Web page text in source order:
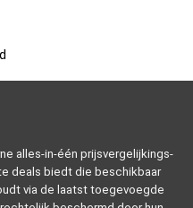
alles-in-één prijsvergelijkings-
deals biedt die beschikbaar
via de laatst toegevoegde